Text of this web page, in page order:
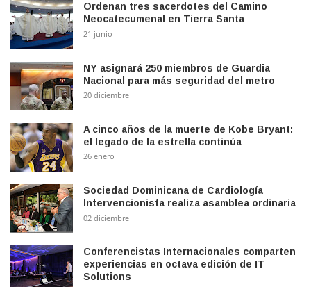
Ordenan tres sacerdotes del Camino
Neocatecumenal en Tierra Santa
21 junio
NY asignará 250 miembros de Guardia
Nacional para más seguridad del metro
20 diciembre
A cinco años de la muerte de Kobe Bryant:
el legado de la estrella continúa
26 enero
Sociedad Dominicana de Cardiología
Intervencionista realiza asamblea ordinaria
02 diciembre
Conferencistas Internacionales comparten
experiencias en octava edición de IT
Solutions